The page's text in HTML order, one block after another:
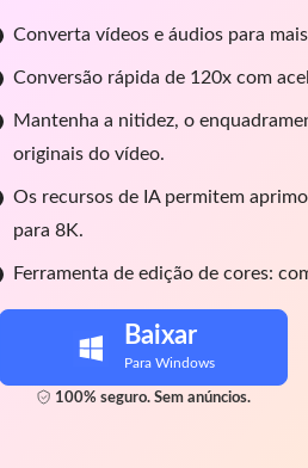
Converta vídeos e áudios para
Conversão rápida de 120x com
Mantenha a nitidez, o
originais do vídeo.
Os recursos de IA permitem
para 8K.
Ferramenta de edição de cores:
Baixar
Para Windows
100% seguro. Sem anúncios.